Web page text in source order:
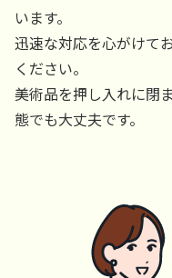
います。
迅速な対応を心がけて
ください。
美術品を押し入れに閉
態でも大丈夫です。